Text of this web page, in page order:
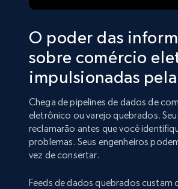
O poder das
sobre comércio
impulsionadas
Chega de pipelines de dados de
eletrônico ou varejo quebrados.
reclamarão antes que você
problemas. Seus engenheiros
vez de consertar.
Feeds de dados quebrados custam